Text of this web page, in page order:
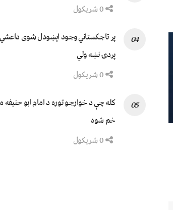
پر تاجکستاني وجود اېښودل شوی
پردۍ نښه ولي
کله چې د خوارجو توره د امام ابو
خم شوه